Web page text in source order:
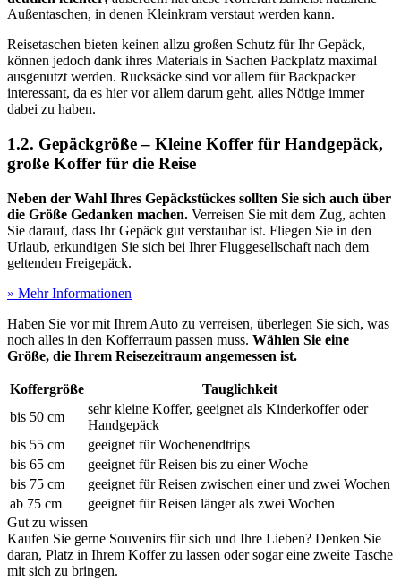
Außentaschen, in denen Kleinkram verstaut werden kann.
Reisetaschen bieten keinen allzu großen Schutz für Ihr Gepäck,
können jedoch dank ihres Materials in Sachen Packplatz maximal
ausgenutzt werden. Rucksäcke sind vor allem für Backpacker
interessant, da es hier vor allem darum geht, alles Nötige immer
dabei zu haben.
1.2. Gepäckgröße – Kleine Koffer für Handgepäck,
große Koffer für die Reise
Neben der Wahl Ihres Gepäckstückes sollten Sie sich auch über
die Größe Gedanken machen. Verreisen Sie mit dem Zug, achten
Sie darauf, dass Ihr Gepäck gut verstaubar ist. Fliegen Sie in den
Urlaub, erkundigen Sie sich bei Ihrer Fluggesellschaft nach dem
geltenden Freigepäck.
» Mehr Informationen
Haben Sie vor mit Ihrem Auto zu verreisen, überlegen Sie sich, was
noch alles in den Kofferraum passen muss. Wählen Sie eine
Größe, die Ihrem Reisezeitraum angemessen ist.
Koffergröße
Tauglichkeit
bis 50 cm
sehr kleine Koffer, geeignet als Kinderkoffer oder
Handgepäck
bis 55 cm
geeignet für Wochenendtrips
bis 65 cm
geeignet für Reisen bis zu einer Woche
bis 75 cm
geeignet für Reisen zwischen einer und zwei Wochen
ab 75 cm
geeignet für Reisen länger als zwei Wochen
Gut zu wissen
Kaufen Sie gerne Souvenirs für sich und Ihre Lieben? Denken Sie
daran, Platz in Ihrem Koffer zu lassen oder sogar eine zweite Tasche
mit sich zu bringen.